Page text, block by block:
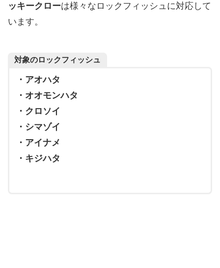
ッキークローは様々なロックフィッシュに対応して
います。
対象のロックフィッシュ
・アオハタ
・オオモンハタ
・クロソイ
・シマゾイ
・アイナメ
・キジハタ